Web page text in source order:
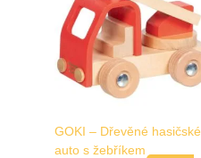
GOKI – Dřevěné hasičské
auto s žebříkem